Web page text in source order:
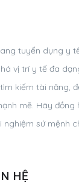
tuyển dụng y
vị trí y tế đa
kiếm tài năng,
mẽ. Hãy đồng
nghiệm sứ mệnh
HỆ